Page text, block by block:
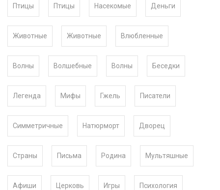
Птицы Птицы Насекомые Деньги
Животные Животные Влюбленные
Волны Волшебные Волны Беседки
Легенда Мифы Гжель Писатели
Симметричные Натюрморт Дворец
Страны Письма Родина Мультяшные
Афиши Церковь Игры Психология